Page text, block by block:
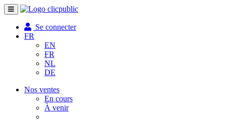
Toggle
navigation
Se connecter
FR
EN
FR
NL
DE
Nos ventes
En cours
À venir